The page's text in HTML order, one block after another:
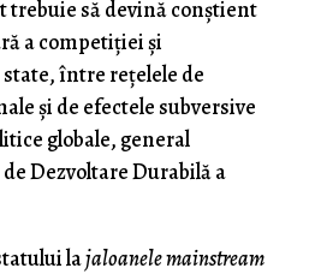
să devină conştient
a competiţiei şi
între reţelele de
şi de efectele subversive
globale, general
Dezvoltare Durabilă a
lajaloanele mainstream